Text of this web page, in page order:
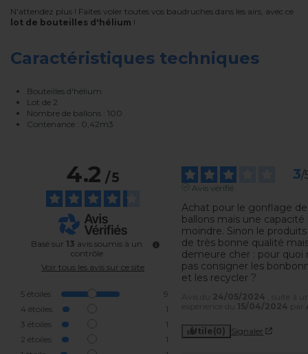
N'attendez plus ! Faites voler toutes vos baudruches dans les airs, avec ce
lot de bouteilles d'hélium !
Caractéristiques techniques
Bouteilles d'hélium
Lot de 2
Nombre de ballons : 100
Contenance : 0,42m3
4.2/5
Basé sur 13 avis soumis à un
contrôle
Voir tous les avis sur ce site
5 étoiles
9
4 étoiles
1
3 étoiles
1
2 étoiles
1
3/
Avis vérifié
Achat pour le gonflage
ballons mais une capacité
moindre. Sinon le
de très bonne qualité
demeure cher : pour quoi
pas consigner les
et les recycler ?
Utile(0) Signaler